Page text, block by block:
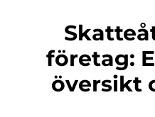
Skatteåterbäring
företag:
översikt